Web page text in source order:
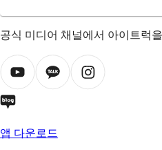
공식 미디어 채널에서 아이트럭
앱 다운로드